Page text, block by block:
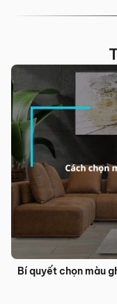
Bí quyết chọn màu